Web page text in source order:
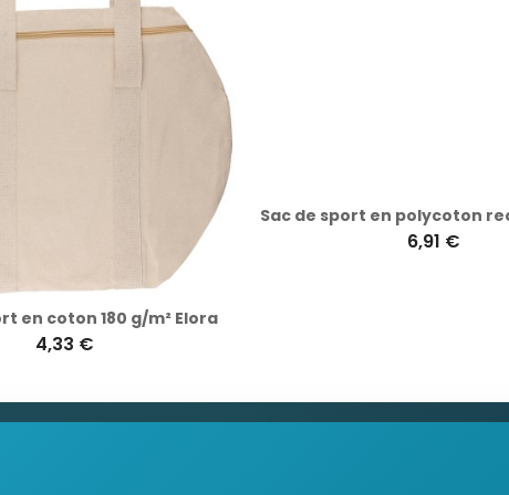
en coton 180 g/m² Elora
4,33 €